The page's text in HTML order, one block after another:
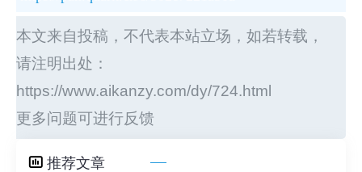
本文来自投稿，不代表本站立场，如若转载，
请注明出处：
https://www.aikanzy.com/dy/724.html
更多问题可进行反馈
推荐文章